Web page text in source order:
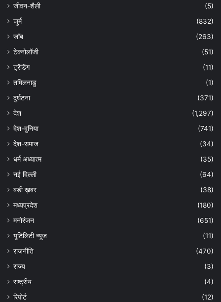
जीवन-शैली
(5)
जुर्म
(832)
जॉब
(263)
टेक्नोलॉजी
(51)
ट्रेंडिंग
(11)
तमिलनाडु
(1)
दुर्घटना
(371)
देश
(1,297)
देश-दुनिया
(741)
देश-समाज
(34)
धर्म अध्यात्म
(35)
नई दिल्ली
(64)
बड़ी ख़बर
(38)
मध्यप्रदेश
(180)
मनोरंजन
(651)
यूटिलिटी न्यूज
(11)
राजनीति
(470)
राज्य
(3)
राष्ट्रीय
(4)
रिपोर्ट
(12)